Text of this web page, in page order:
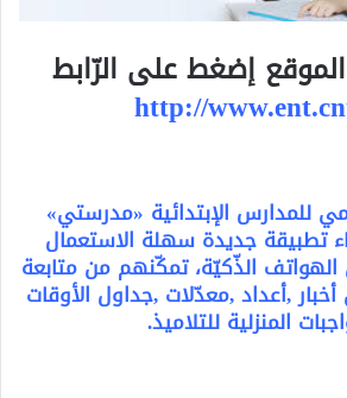
إضغط على الرّابط
http://
للمدارس الإبتدائية «مدرستي»
تطبيقة جديدة سهلة الاستعمال
الذّكيّة، تمكّنهم من متابعة
,أعداد ,معدّلات ,جداول الأوقات
المنزلية للتلاميذ.